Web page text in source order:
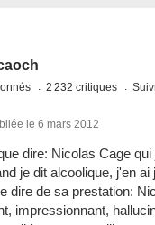
2 232 critiques
le 6 mars 2012
dire: Nicolas Cage
je dit alcoolique, j'en ai
dire de sa prestation:
impressionnant,